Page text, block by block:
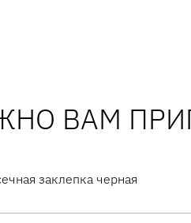
ВАМ
заклепка черная